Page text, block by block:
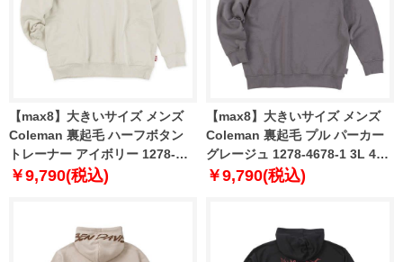
【max8】大きいサイズ メンズ
Coleman 裏起毛 ハーフボタン
トレーナー アイボリー 1278-
4677-1 3L 4L 5L 6L 8L
￥9,790(税込)
【max8】大きいサイズ メンズ
Coleman 裏起毛 プル パーカー
グレージュ 1278-4678-1 3L 4L
5L 6L 8L
￥9,790(税込)